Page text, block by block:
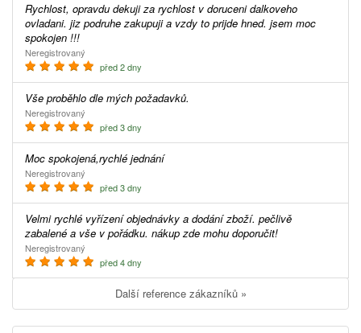
Rychlost, opravdu dekuji za rychlost v doruceni dalkoveho
ovladani. jiz podruhe zakupuji a vzdy to prijde hned. jsem moc
spokojen !!!
Neregistrovaný
před 2 dny
Vše proběhlo dle mých požadavků.
Neregistrovaný
před 3 dny
Moc spokojená,rychlé jednání
Neregistrovaný
před 3 dny
Velmi rychlé vyřízení objednávky a dodání zboží. pečlivě
zabalené a vše v pořádku. nákup zde mohu doporučit!
Neregistrovaný
před 4 dny
Další reference zákazníků »